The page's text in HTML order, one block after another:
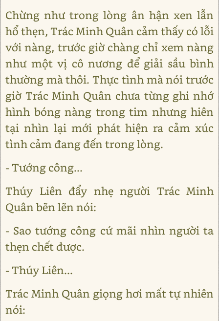
Chừng như trong lòng ân hận xen lẫn
hổ thẹn, Trác Minh Quân cảm thấy có lỗi
với nàng, trước giờ chàng chỉ xem nàng
như một vị cô nương để giải sầu bình
thường mà thôi. Thực tình mà nói trước
giờ Trác Minh Quân chưa từng ghi nhớ
hình bóng nàng trong tim nhưng hiên
tại nhìn lại mới phát hiện ra cảm xúc
tình cảm đang đến trong lòng.
- Tướng công...
Thúy Liên đẩy nhẹ người Trác Minh
Quân bẽn lẽn nói:
- Sao tướng công cứ mãi nhìn người ta
thẹn chết được.
- Thúy Liên...
Trác Minh Quân giọng hơi mất tự nhiên
nói: